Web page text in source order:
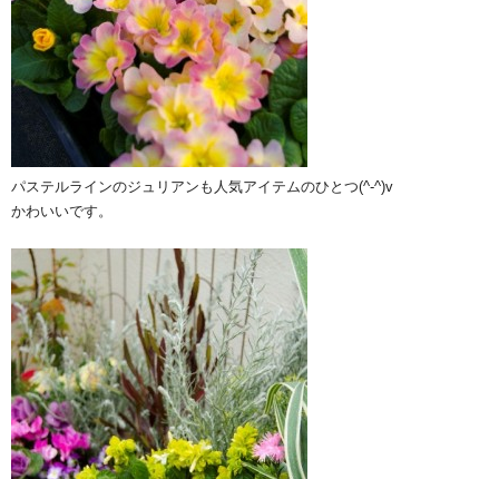
パステルラインのジュリアンも人気アイテムのひとつ(^-^)v
かわいいです。